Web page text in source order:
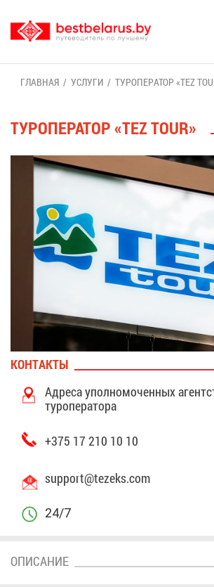
ГЛАВ­НАЯ УСЛУ­ГИ ТУ­РО­ПЕ­РА­ТОР «TEZ
ТУ­РО­ПЕ­РА­ТОР «TEZ TOUR»
КОН­ТАК­ТЫ
Ад­ре­са упол­но­мо­чен­ных
ту­ро­пе­ра­то­ра
+375 17 210 10 10
support@​tezeks.​com
24/7
ОПИ­СА­НИЕ